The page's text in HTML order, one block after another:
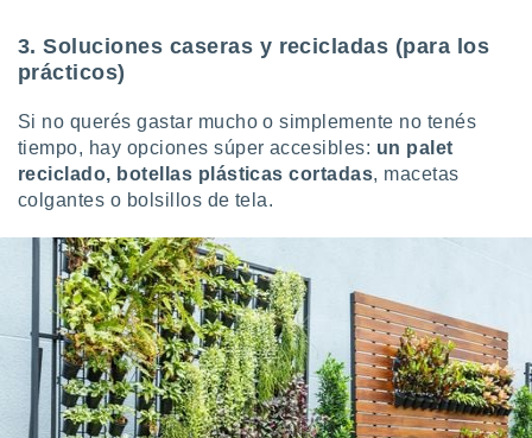
3. Soluciones caseras y recicladas (para los
prácticos)
Si no querés gastar mucho o simplemente no tenés
tiempo, hay opciones súper accesibles: un palet
reciclado, botellas plásticas cortadas, macetas
colgantes o bolsillos de tela.